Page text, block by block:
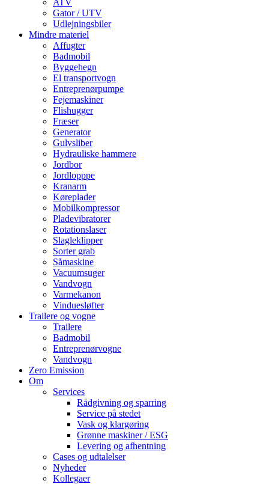
ATV
Gator / UTV
Udlejningsbiler
Mindre materiel
Affugter
Badmobil
Byggehegn
El transportvogn
Entreprenørpumpe
Fejemaskiner
Flishugger
Fræser
Generator
Gulvsliber
Hydrauliske hammere
Jordbor
Jordlopppe
Kranarm
Køreplader
Mobilkompressor
Pladevibratorer
Rotationslaser
Slagleklipper
Sorter grab
Såmaskine
Vacuumsuger
Vandvogn
Varmekanon
Vinduesløfter
Trailere og vogne
Trailere
Badmobil
Entreprenørvogne
Vandvogn
Zero Emission
Om
Services
Rådgivning og sparring
Service på stedet
Vask og klargøring
Grønne maskiner / ESG
Levering og afhentning
Cases og udtalelser
Nyheder
Kollegaer